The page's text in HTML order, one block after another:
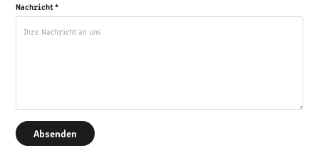
Nachricht *
Absenden